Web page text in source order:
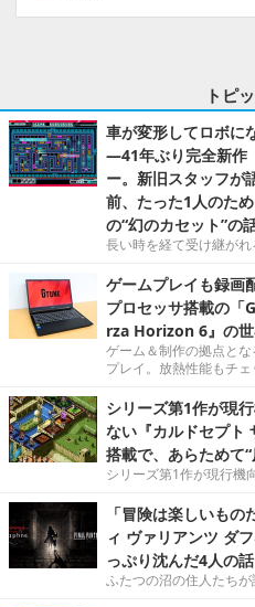
トピ
車が変形してロボに
―41年ぶり完全新作
ー。新旧スタッフが
前、たった1人のた
の“幻のカセット”の
長い時を経て受け継がれ
ゲームプレイも録
プロセッサ搭載の「
rza Horizon 6』の
ゲーム＆制作の拠点と
プレイ。放熱性能もチェ
シリーズ第1作が現
ない『カルドセプト
搭載で、あらためて
シリーズ第1作が現行機
「冒険は楽しいも
ィ ヴァリアンツ ダ
っぷり沈んだ4人の話
ふたつの沼の住人たちが